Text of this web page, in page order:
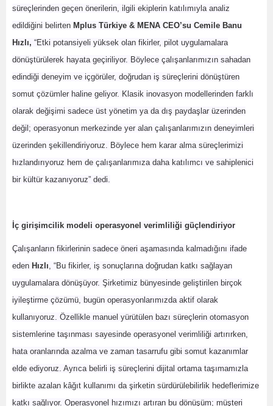
süreçlerinden geçen önerilerin, ilgili ekiplerin katılımıyla analiz
edildiğini belirten Mplus Türkiye & MENA CEO’su Cemile Banu
Hızlı, “Etki potansiyeli yüksek olan fikirler, pilot uygulamalara
dönüştürülerek hayata geçiriliyor. Böylece çalışanlarımızın sahadan
edindiği deneyim ve içgörüler, doğrudan iş süreçlerini dönüştüren
somut çözümler haline geliyor. Klasik inovasyon modellerinden farklı
olarak değişimi sadece üst yönetim ya da dış paydaşlar üzerinden
değil; operasyonun merkezinde yer alan çalışanlarımızın deneyimleri
üzerinden şekillendiriyoruz. Böylece hem karar alma süreçlerimizi
hızlandırıyoruz hem de çalışanlarımıza daha katılımcı ve sahiplenici
bir kültür kazanıyoruz” dedi.
İç girişimcilik modeli operasyonel verimliliği güçlendiriyor
Çalışanların fikirlerinin sadece öneri aşamasında kalmadığını ifade
eden Hızlı, “Bu fikirler, iş sonuçlarına doğrudan katkı sağlayan
uygulamalara dönüşüyor. Şirketimiz bünyesinde geliştirilen birçok
iyileştirme çözümü, bugün operasyonlarımızda aktif olarak
kullanıyoruz. Özellikle manuel yürütülen bazı süreçlerin otomasyon
sistemlerine taşınması sayesinde operasyonel verimliliği artırırken,
hata oranlarında azalma ve zaman tasarrufu gibi somut kazanımlar
elde ediyoruz. Ayrıca belirli iş süreçlerini dijital ortama taşımamızla
birlikte azalan kâğıt kullanımı da şirketin sürdürülebilirlik hedeflerimize
katkı sağlıyor. Operasyonel hızımızı artıran bu dönüşüm; müşteri